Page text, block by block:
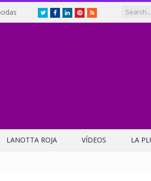
TwitterFacebookLinkedInPinterest
RSS
LANOTTA ROJA VÍDEOS LA